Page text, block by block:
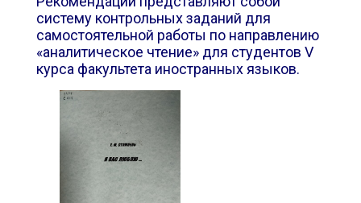
систему контрольных заданий для
самостоятельной работы по направлению
«аналитическое чтение» для студентов V
курса факультета иностранных языков.